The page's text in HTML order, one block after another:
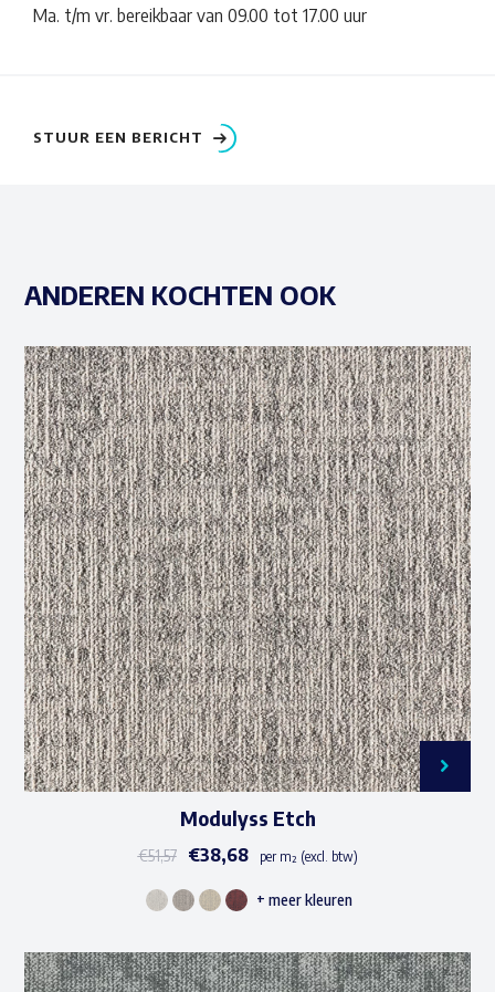
Ma. t/m vr. bereikbaar van 09.00 tot 17.00 uur
STUUR EEN BERICHT
ANDEREN KOCHTEN OOK
Modulyss Etch
€51,57 €38,68 per m² (excl. btw)
Dit
heeft
+ meer kleuren